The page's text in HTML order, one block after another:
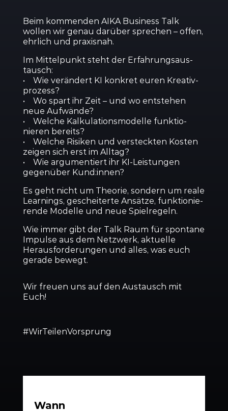
Beim kommenden AIKA Business Talk
wollen wir genau darüber sprechen – offen,
ehrlich und praxisnah.
Im Mittel­punkt steht der Erfah­rungs­aus­
tausch:
• Wie verändert KI konkret euren Kreativ­
prozess?
• Wo spart ihr Zeit – und wo entstehen
neue Aufwände?
• Welche Kalku­la­ti­ons­mo­delle funktio­
nieren bereits?
• Welche Risiken und versteckten Kosten
zeigen sich erst im Alltag?
• Wie argumen­tiert ihr KI-Leistungen
gegenüber Kund:innen?
Es geht nicht um Theorie, sondern um reale
Learnings, geschei­terte Ansätze, funktio­nie­
rende Modelle und neue Spiel­regeln.
Wie immer gibt der Talk Raum für spontane
Impulse aus dem Netzwerk, aktuelle
Heraus­for­de­rungen und alles, was euch
gerade bewegt.
Wir freuen uns auf den Austausch mit
Euch!
#WirTei­len­Vor­sprung
Wann